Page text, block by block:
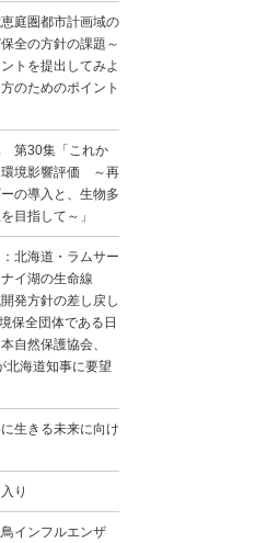
庭圏都市計画域の
全の方針の課題～
トを提出してみよ
のためのポイント
第30集「これか
環境影響評価 ～再
の導入と、生物多
目指して～」
北海道・ラムサー
イ湖の生命線
開発方針の差し戻し
保全団体である日
自然保護協会、
北海道知事に要望
生きる未来に向け
り
インフルエンザ